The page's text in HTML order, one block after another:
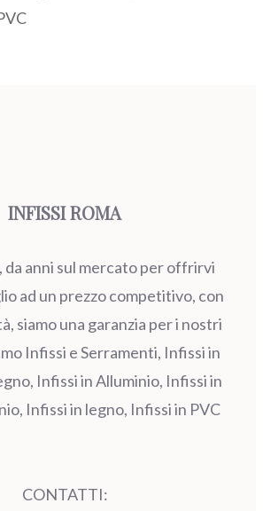
INFISSI ROMA
da anni sul mercato per offrirvi
ad un prezzo competitivo, con
siamo una garanzia per i nostri
Infissi e Serramenti, Infissi in
Infissi in Alluminio, Infissi in
Infissi in legno, Infissi in PVC
CONTATTI: